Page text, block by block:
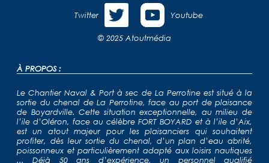
Twitter Youtube
© 2025 Atoutmédia
À PROPOS :
Le Chantier Naval & Port à sec de La Perrotine est situé à la
sortie du chenal de La Perrotine, face au port de plaisance
de Boyardville. Cette situation exceptionnelle, au milieu de
l’ile d’Oléron, face au célèbre FORT BOYARD et à l’ile d’Aix,
est un atout majeur pour les plaisanciers qui souhaitent
profiter, dès leur sortie du chenal, d’un plan d’eau abrité,
poissonneux et particulièrement adapté aux loisirs nautiques
... Déjà 50 ans d’expérience, un personnel qualifié